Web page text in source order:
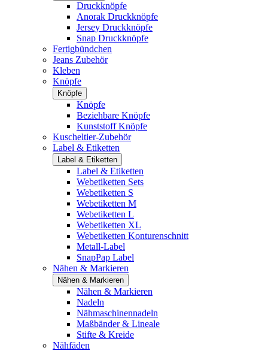
Druckknöpfe
Anorak Druckknöpfe
Jersey Druckknöpfe
Snap Druckknöpfe
Fertigbündchen
Jeans Zubehör
Kleben
Knöpfe
Knöpfe
Knöpfe
Beziehbare Knöpfe
Kunststoff Knöpfe
Kuscheltier-Zubehör
Label & Etiketten
Label & Etiketten
Label & Etiketten
Webetiketten Sets
Webetiketten S
Webetiketten M
Webetiketten L
Webetiketten XL
Webetiketten Konturenschnitt
Metall-Label
SnapPap Label
Nähen & Markieren
Nähen & Markieren
Nähen & Markieren
Nadeln
Nähmaschinennadeln
Maßbänder & Lineale
Stifte & Kreide
Nähfäden